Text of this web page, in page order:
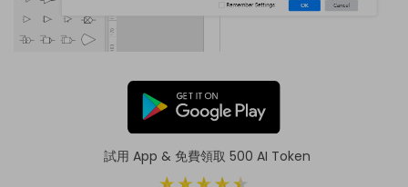
試用 App & 免費領取 500 AI Token